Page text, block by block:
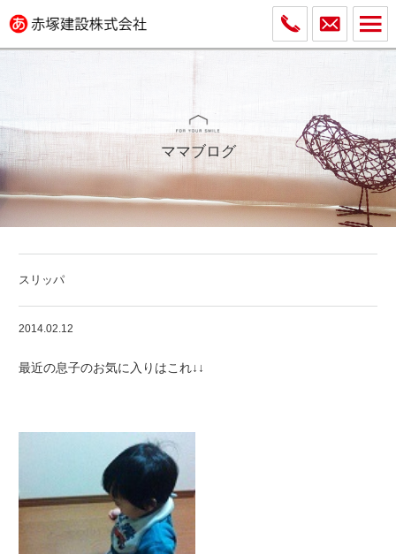
ママブログ
スリッパ
2014.02.12
最近の息子のお気に入りはこれ↓↓